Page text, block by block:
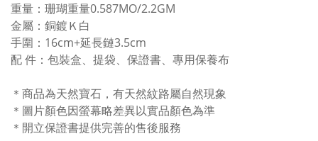
重量：珊瑚重量0.587MO/2.2GM
金屬：銅鍍Ｋ白
手圍：16cm+延長鏈3.5cm
配 件：包裝盒、提袋、保證書、專用保養布
＊商品為天然寶石，有天然紋路屬自然現象
＊圖片顏色因螢幕略差異以實品顏色為準
＊開立保證書提供完善的售後服務